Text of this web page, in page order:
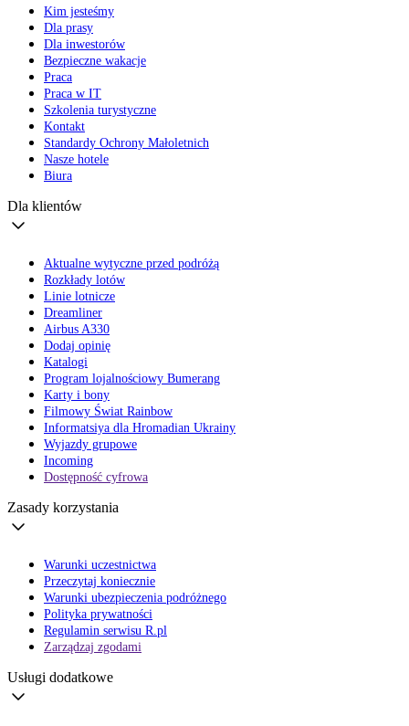
Kim jesteśmy
Dla prasy
Dla inwestorów
Bezpieczne wakacje
Praca
Praca w IT
Szkolenia turystyczne
Kontakt
Standardy Ochrony Małoletnich
Nasze hotele
Biura
Dla klientów
Aktualne wytyczne przed podróżą
Rozkłady lotów
Linie lotnicze
Dreamliner
Airbus A330
Dodaj opinię
Katalogi
Program lojalnościowy Bumerang
Karty i bony
Filmowy Świat Rainbow
Informatsiya dla Hromadian Ukrainy
Wyjazdy grupowe
Incoming
Dostępność cyfrowa
Zasady korzystania
Warunki uczestnictwa
Przeczytaj koniecznie
Warunki ubezpieczenia podróżnego
Polityka prywatności
Regulamin serwisu R.pl
Zarządzaj zgodami
Usługi dodatkowe